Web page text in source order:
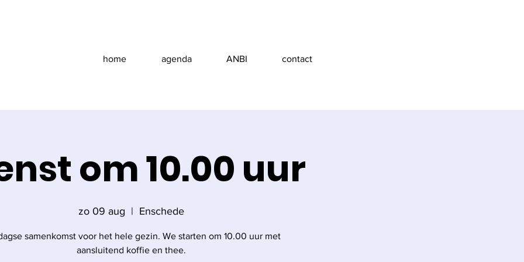
home agenda ANBI contact
om 10.00 uur
zo 09 aug
  |
Enschede
samenkomst voor het hele gezin. We starten om 10.00 uur met
aansluitend koffie en thee.